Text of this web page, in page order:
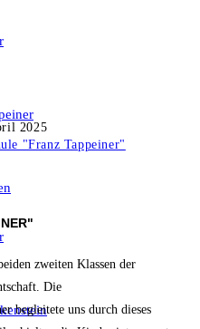
2025
"Franz Tappeiner"
zweiten Klassen der
Die
begleitete uns durch dieses